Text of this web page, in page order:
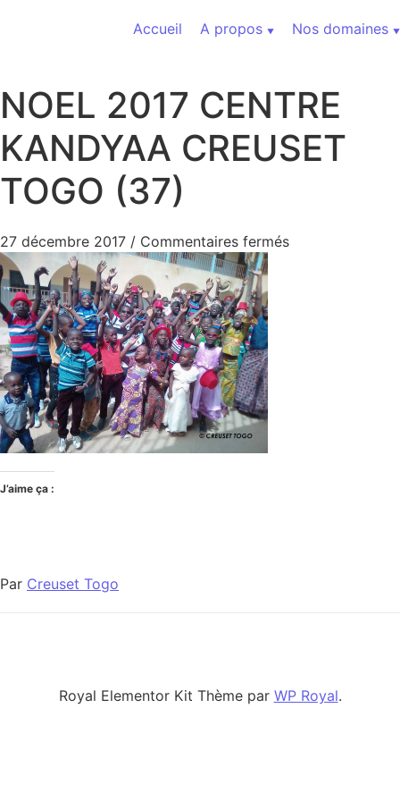
Accueil
A propos Nos domaines
NOEL 2017 CENTRE
KANDYAA CREUSET
TOGO (37)
27 décembre 2017 / Commentaires ferméssur NOEL 2017
J’aime ça :
Par Creuset Togo
Royal Elementor Kit Thème par WP Royal.